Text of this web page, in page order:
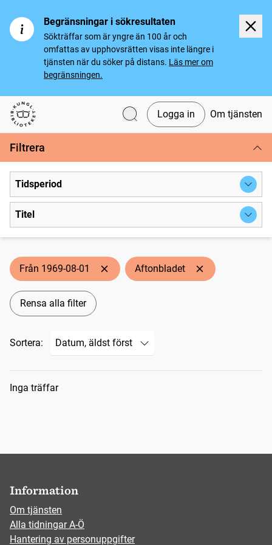
Begränsningar i sökresultaten
Sökträffar som är yngre än 100 år och
omfattas av upphovsrätten visas inte längre i
tjänsten när du söker på distans. Läs mer om
begränsningen.
Svenska tidningar
Logga in Om tjänsten
Filtrera
Tidsperiod
Titel
Från 1969-08-01 Aftonbladet
Rensa alla filter
Sortera:
Sökresultat
Inga träffar
Information
Om tjänsten
Alla tidningar A-Ö
Hantering av personuppgifter